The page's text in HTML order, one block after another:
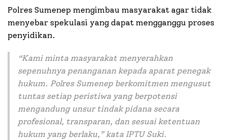
Polres Sumenep mengimbau masyarakat agar tidak
menyebar spekulasi yang dapat mengganggu proses
penyidikan.
“Kami minta masyarakat menyerahkan
sepenuhnya penanganan kepada aparat penegak
hukum. Polres Sumenep berkomitmen mengusut
tuntas setiap peristiwa yang berpotensi
mengandung unsur tindak pidana secara
profesional, transparan, dan sesuai ketentuan
hukum yang berlaku,” kata IPTU Suki.